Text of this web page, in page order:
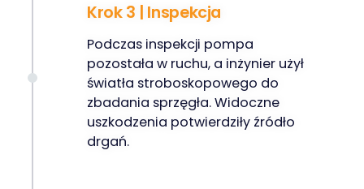
Krok 3 | Inspekcja
Podczas inspekcji pompa
pozostała w ruchu, a inżynier użył
światła stroboskopowego do
zbadania sprzęgła. Widoczne
uszkodzenia potwierdziły źródło
drgań.